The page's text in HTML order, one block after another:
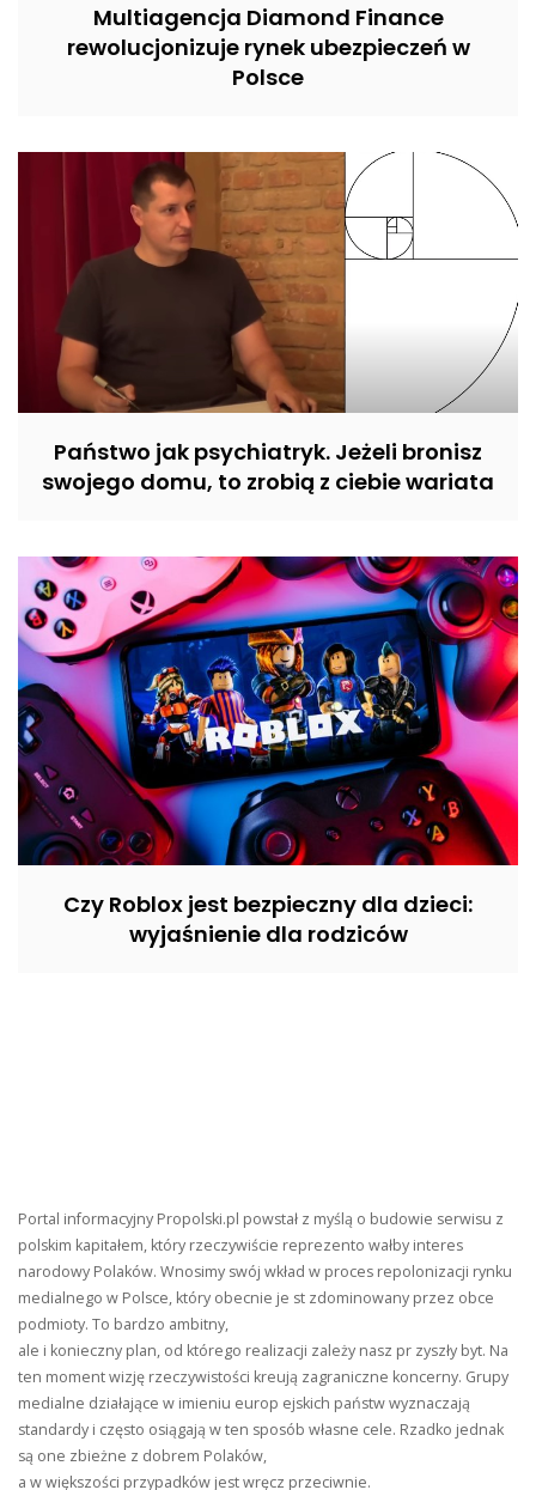
Multiagencja Diamond Finance
rewolucjonizuje rynek ubezpieczeń w
Polsce
Państwo jak psychiatryk. Jeżeli bronisz
swojego domu, to zrobią z ciebie wariata
Czy Roblox jest bezpieczny dla dzieci:
wyjaśnienie dla rodziców
Portal informacyjny Propolski.pl powstał z myślą o budowie serwisu z
polskim kapitałem, który rzeczywiście reprezento wałby interes
narodowy Polaków. Wnosimy swój wkład w proces repolonizacji rynku
medialnego w Polsce, który obecnie je st zdominowany przez obce
podmioty. To bardzo ambitny,
ale i konieczny plan, od którego realizacji zależy nasz pr zyszły byt. Na
ten moment wizję rzeczywistości kreują zagraniczne koncerny. Grupy
medialne działające w imieniu europ ejskich państw wyznaczają
standardy i często osiągają w ten sposób własne cele. Rzadko jednak
są one zbieżne z dobrem Polaków,
a w większości przypadków jest wręcz przeciwnie.